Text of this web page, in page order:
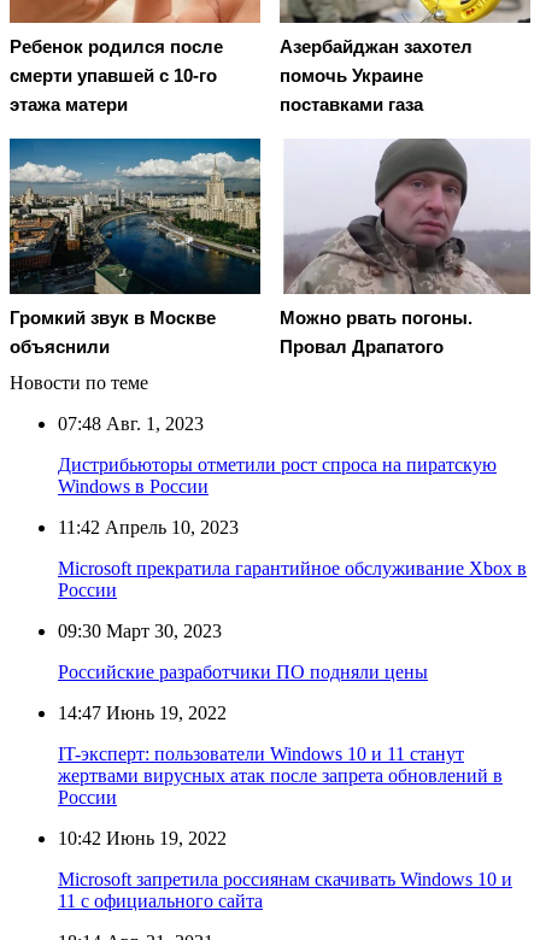
Ребенок родился после
смерти упавшей с 10-го
этажа матери
Азербайджан захотел
помочь Украине
поставками газа
Громкий звук в Москве
объяснили
Можно рвать погоны.
Провал Драпатого
Новости по теме
07:48 Авг. 1, 2023
Дистрибьюторы отметили рост спроса на пиратскую
Windows в России
11:42 Апрель 10, 2023
Microsoft прекратила гарантийное обслуживание Xbox в
России
09:30 Март 30, 2023
Российские разработчики ПО подняли цены
14:47 Июнь 19, 2022
IT-эксперт: пользователи Windows 10 и 11 станут
жертвами вирусных атак после запрета обновлений в
России
10:42 Июнь 19, 2022
Microsoft запретила россиянам скачивать Windows 10 и
11 с официального сайта